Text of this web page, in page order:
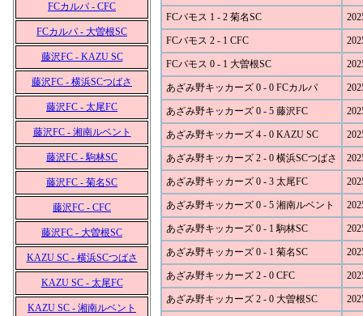
FCカルパ - CFC
FCカルパ - 大曽根SC
藤沢FC - KAZU SC
藤沢FC - 横浜SCつばさ
藤沢FC - 太尾FC
藤沢FC - 湘南ルベント
藤沢FC - 駒林SC
藤沢FC - 菊名SC
藤沢FC - CFC
藤沢FC - 大曽根SC
KAZU SC - 横浜SCつばさ
KAZU SC - 太尾FC
KAZU SC - 湘南ルベント
FCバモス 1 - 2 菊名SC
FCバモス 2 - 1 CFC
FCバモス 0 - 1 大曽根SC
あざみ野キッカーズ 0 - 0 FCカルパ
あざみ野キッカーズ 0 - 5 藤沢FC
あざみ野キッカーズ 4 - 0 KAZU SC
あざみ野キッカーズ 2 - 0 横浜SCつばさ
あざみ野キッカーズ 0 - 3 太尾FC
あざみ野キッカーズ 0 - 5 湘南ルベント
あざみ野キッカーズ 0 - 1 駒林SC
あざみ野キッカーズ 0 - 1 菊名SC
あざみ野キッカーズ 2 - 0 CFC
あざみ野キッカーズ 2 - 0 大曽根SC